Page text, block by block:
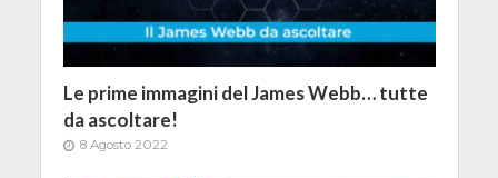
Le prime immagini del James Webb… tutte
da ascoltare!
8 Agosto 2022